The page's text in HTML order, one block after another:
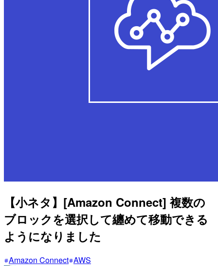
【小ネタ】[Amazon Connect] 複数の
ブロックを選択して纏めて移動できる
ようになりました
Amazon Connect AWS